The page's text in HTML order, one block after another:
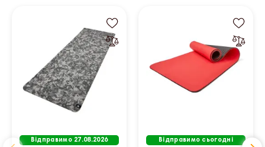
Відправимо 27.08.2026 Відправимо сьогодні